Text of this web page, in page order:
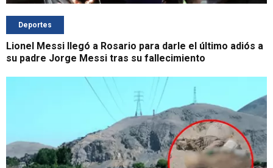
Deportes
Lionel Messi llegó a Rosario para darle el último adiós a
su padre Jorge Messi tras su fallecimiento